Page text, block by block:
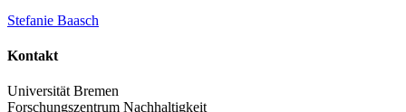
Stefanie Baasch
Kontakt
Universität Bremen
Forschungszentrum Nachhaltigkeit